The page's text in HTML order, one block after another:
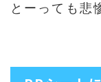
とーっても悲